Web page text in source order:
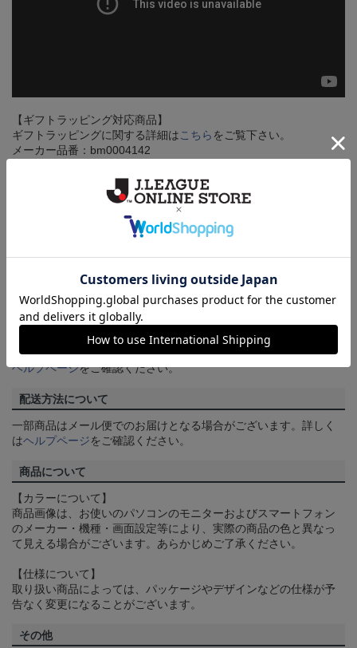
【ギフトラッピング対応商品】
ギフトラッピングに関する詳細はこちら をご覧下さい。
メーカー品番：bm0004142
返品・交換について
お客様都合による返品、交換、キャンセルはお受けできません。
をご確認ください。
ご注文の確定について
買い物かごに入れるだけでは在庫は確保されませんので、お早め
にご購入手続きをお済ませください。
送料について
3,980円（税込）以上のご注文は全国一律送料無料です。詳しくは
ヘルプページをご確認ください。
配送方法について
一部商品はメール便でのお届けとなる場合がございます。詳しく
はヘルプページをご確認ください。
商品について
【カラーについて】
商品画像は、お使いのパソコンのモニターおよびスマートフォン
のメーカー・機種・画面設定等により、実際の商品の色と異なっ
て見える場合がございます。あらかじめご了承ください。
【仕様について】
取り扱い商品によっては、パッケージやデザインなどの仕様が予
告なく変更になることがございます。
その他